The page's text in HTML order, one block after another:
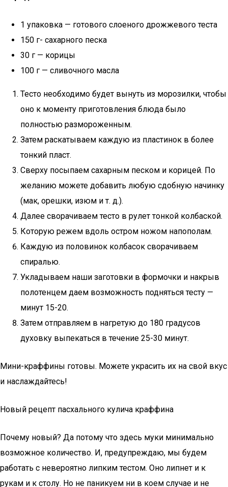
1 упаковка — готового слоеного дрожжевого теста
150 г- сахарного песка
30 г — корицы
100 г — сливочного масла
Тесто необходимо будет вынуть из морозилки, чтобы
оно к моменту приготовления блюда было
полностью размороженным.
Затем раскатываем каждую из пластинок в более
тонкий пласт.
Сверху посыпаем сахарным песком и корицей. По
желанию можете добавить любую сдобную начинку
(мак, орешки, изюм и т. д.).
Далее сворачиваем тесто в рулет тонкой колбаской.
Которую режем вдоль остром ножом напополам.
Каждую из половинок колбасок сворачиваем
спиралью.
Укладываем наши заготовки в формочки и накрыв
полотенцем даем возможность подняться тесту —
минут 15-20.
Затем отправляем в нагретую до 180 градусов
духовку выпекаться в течение 25-30 минут.
Мини-краффины готовы. Можете украсить их на свой вкус
и наслаждайтесь!
Новый рецепт пасхального кулича краффина
Почему новый? Да потому что здесь муки минимально
возможное количество. И, предупреждаю, мы будем
работать с невероятно липким тестом. Оно липнет и к
рукам и к столу. Но не паникуем ни в коем случае и не